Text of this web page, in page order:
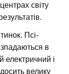
світу
Псі-
в
і
велику